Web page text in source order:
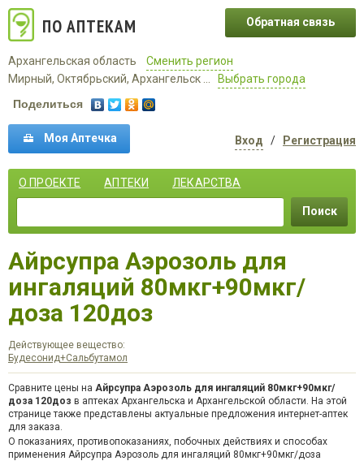
ПО АПТЕКАМ
Архангельская область
Сменить регион
Мирный, Октябрьский, Архангельск ...
Выбрать города
Обратная связь
Поделиться
Моя Аптечка Вход / Регистрация
О ПРОЕКТЕ АПТЕКИ ЛЕКАРСТВА
Поиск
Айрсупра Аэрозоль для
ингаляций 80мкг+90мкг/
доза 120доз
Действующее вещество:
Будесонид+Сальбутамол
Сравните цены на Айрсупра Аэрозоль для ингаляций 80мкг+90мкг/
доза 120доз в аптеках Архангельска и Архангельской области. На этой
странице также представлены актуальные предложения интернет-аптек
для заказа.
О показаниях, противопоказаниях, побочных действиях и способах
применения Айрсупра Аэрозоль для ингаляций 80мкг+90мкг/доза